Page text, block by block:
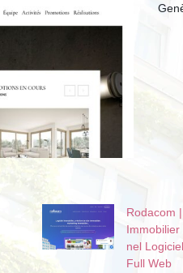
Rodacom
nel
Full Web